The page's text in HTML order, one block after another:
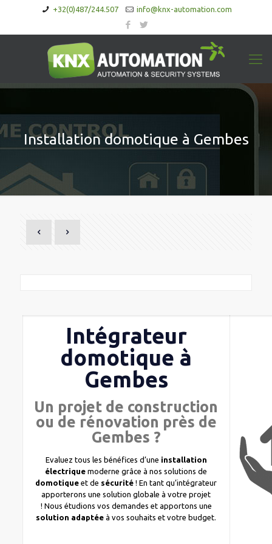
+32(0)487/244.507 info@knx-automation.com
Installation domotique à Gembes
Intégrateur
domotique à
Gembes
Un projet de construction
ou de rénovation près de
Gembes ?
Evaluez tous les bénéfices d’une installation
électrique moderne grâce à nos solutions de
domotique et de sécurité ! En tant qu’intégrateur
apporterons une solution globale à votre projet
! Nous étudions vos demandes et apportons une
solution adaptéeà vos souhaits et votre budget.